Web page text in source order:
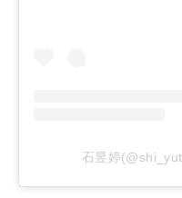
石昱婷